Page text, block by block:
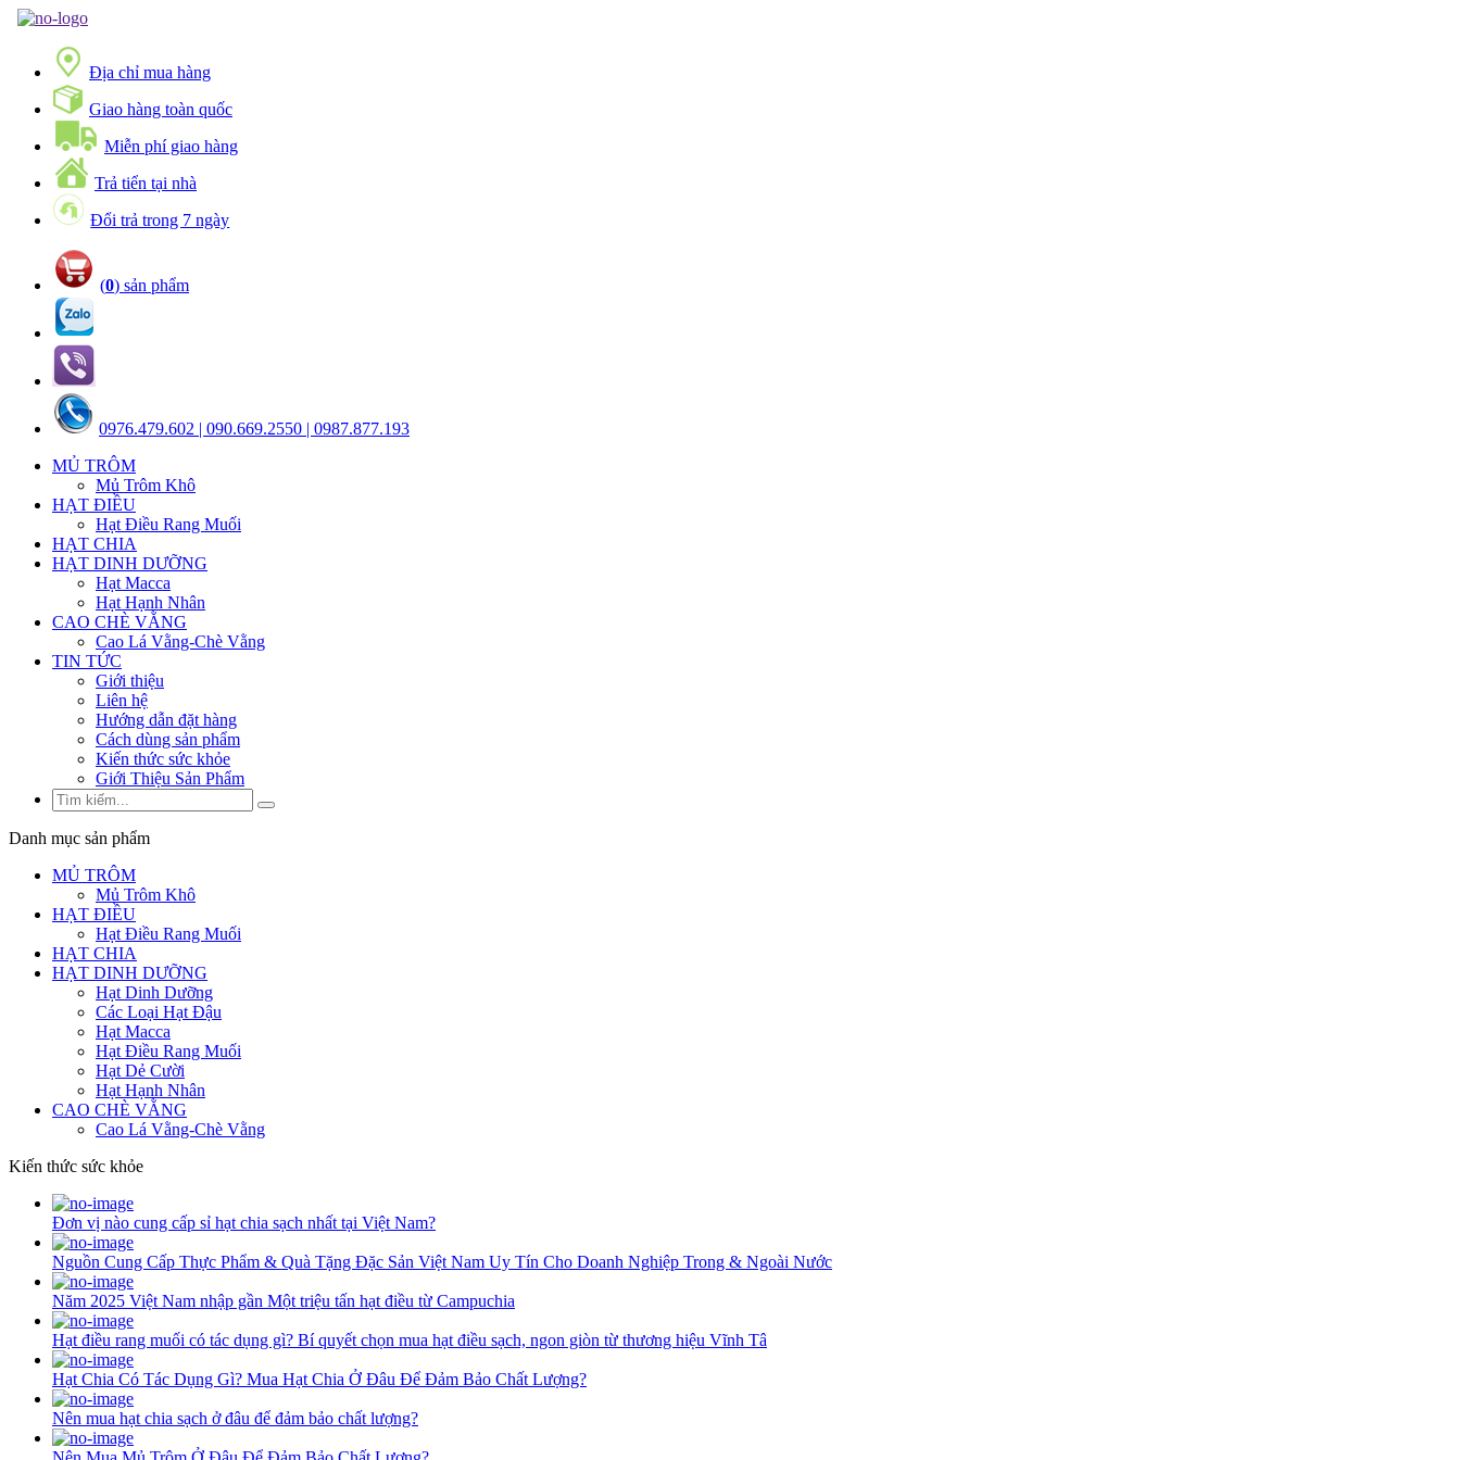
Địa chỉ mua hàng
Giao hàng toàn quốc
Miễn phí giao hàng
Trả tiển tại nhà
Đổi trả trong 7 ngày
(0) sản phẩm
0976.479.602 | 090.669.2550 | 0987.877.193
MỦ TRÔM
Mủ Trôm Khô
HẠT ĐIỀU
Hạt Điều Rang Muối
HẠT CHIA
HẠT DINH DƯỠNG
Hạt Macca
Hạt Hạnh Nhân
CAO CHÈ VẰNG
Cao Lá Vằng-Chè Vằng
TIN TỨC
Giới thiệu
Liên hệ
Hướng dẫn đặt hàng
Cách dùng sản phẩm
Kiến thức sức khỏe
Giới Thiệu Sản Phẩm
Danh mục sản phẩm
MỦ TRÔM
Mủ Trôm Khô
HẠT ĐIỀU
Hạt Điều Rang Muối
HẠT CHIA
HẠT DINH DƯỠNG
Hạt Dinh Dưỡng
Các Loại Hạt Đậu
Hạt Macca
Hạt Điều Rang Muối
Hạt Dẻ Cười
Hạt Hạnh Nhân
CAO CHÈ VẰNG
Cao Lá Vằng-Chè Vằng
Kiến thức sức khỏe
Đơn vị nào cung cấp sỉ hạt chia sạch nhất tại Việt Nam?
Nguồn Cung Cấp Thực Phẩm & Quà Tặng Đặc Sản Việt Nam Uy Tín Cho Doanh Nghiệp Trong & Ngoài Nước
Năm 2025 Việt Nam nhập gần Một triệu tấn hạt điều từ Campuchia
Hạt điều rang muối có tác dụng gì? Bí quyết chọn mua hạt điều sạch, ngon giòn từ thương hiệu Vĩnh Tâ
Hạt Chia Có Tác Dụng Gì? Mua Hạt Chia Ở Đâu Để Đảm Bảo Chất Lượng?
Nên mua hạt chia sạch ở đâu để đảm bảo chất lượng?